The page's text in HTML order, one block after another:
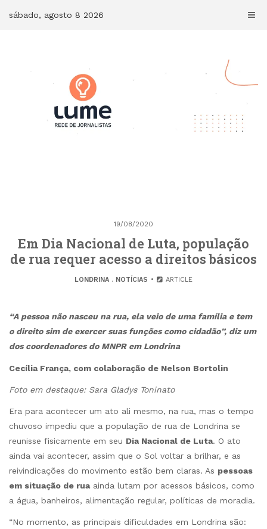
sábado, agosto 8 2026
19/08/2020
Em Dia Nacional de Luta, população
de rua requer acesso a direitos básicos
LONDRINA. NOTÍCIAS ARTICLE
“A pessoa não nasceu na rua, ela veio de uma família e tem
o direito sim de exercer suas funções como cidadão”, diz um
dos coordenadores do MNPR em Londrina
Cecília França, com colaboração de Nelson Bortolin
Foto em destaque: Sara Gladys Toninato
Era para acontecer um ato ali mesmo, na rua, mas o tempo
chuvoso impediu que a população de rua de Londrina se
reunisse fisicamente em seu Dia Nacional de Luta. O ato
ainda vai acontecer, assim que o Sol voltar a brilhar, e as
reivindicações do movimento estão bem claras. As pessoas
em situação de ruaainda lutam por acessos básicos, como
a água, banheiros, alimentação regular, políticas de moradia.
“No momento, as principais dificuldades em Londrina são: